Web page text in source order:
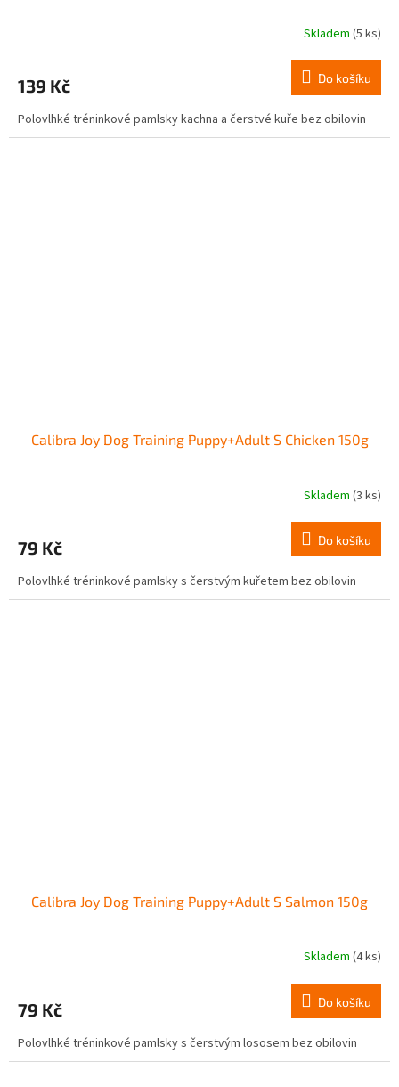
Skladem (5 ks)
139 Kč Do košíku
Polovlhké tréninkové pamlsky kachna a čerstvé kuře bez obilovin
Calibra Joy Dog Training Puppy+Adult S Chicken 150g
Skladem (3 ks)
79 Kč Do košíku
Polovlhké tréninkové pamlsky s čerstvým kuřetem bez obilovin
Calibra Joy Dog Training Puppy+Adult S Salmon 150g
Skladem (4 ks)
79 Kč Do košíku
Polovlhké tréninkové pamlsky s čerstvým lososem bez obilovin